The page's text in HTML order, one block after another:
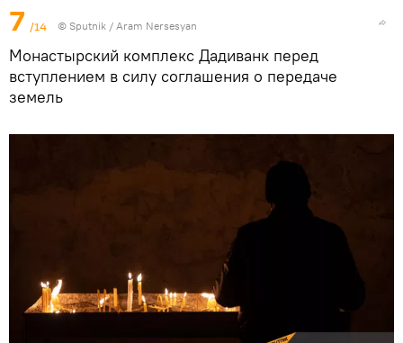
7 /14 © Sputnik / Aram Nersesyan
Монастырский комплекс Дадиванк перед
вступлением в силу соглашения о передаче
земель